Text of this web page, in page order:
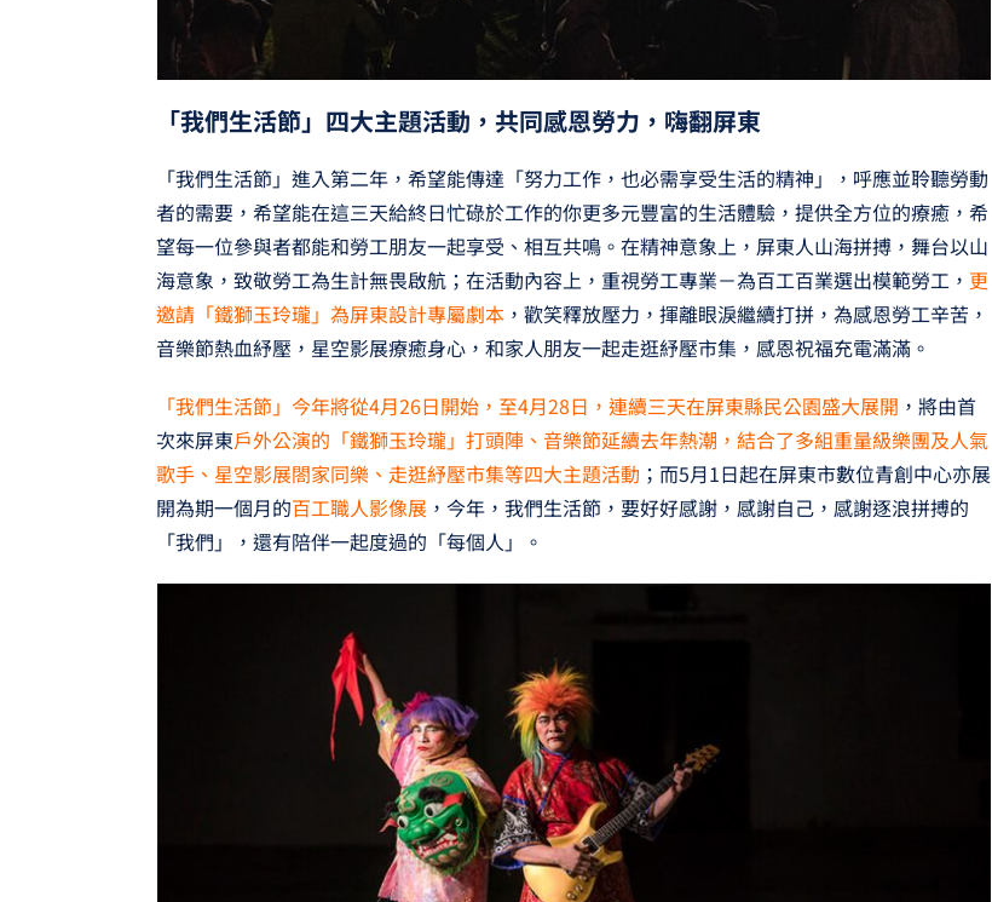
「我們生活節」四大主題活動，共同感恩勞力，嗨翻屏東
「我們生活節」進入第二年，希望能傳達「努力工作，也必需享受生活的精神」，呼應並聆聽勞動
者的需要，希望能在這三天給終日忙碌於工作的你更多元豐富的生活體驗，提供全方位的療癒，希
望每一位參與者都能和勞工朋友一起享受、相互共鳴。在精神意象上，屏東人山海拼搏，舞台以山
海意象，致敬勞工為生計無畏啟航；在活動內容上，重視勞工專業－為百工百業選出模範勞工， 更
邀請「鐵獅玉玲瓏」為屏東設計專屬劇本，歡笑釋放壓力，揮離眼淚繼續打拼，為感恩勞工辛苦，
音樂節熱血紓壓，星空影展療癒身心，和家人朋友一起走逛紓壓市集，感恩祝福充電滿滿。
「我們生活節」今年將從4月26日開始，至4月28日，連續三天在屏東縣民公園盛大展開 ，將由首
次來屏東戶外公演的「鐵獅玉玲瓏」打頭陣、音樂節延續去年熱潮，結合了多組重量級樂團及人氣
歌手、星空影展閤家同樂、走逛紓壓市集等四大主題活動 ；而5月1日起在屏東市數位青創中心亦展
開為期一個月的百工職人影像展，今年，我們生活節，要好好感謝，感謝自己，感謝逐浪拼搏的
「我們」，還有陪伴一起度過的「每個人」。